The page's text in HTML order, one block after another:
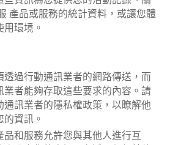
產品或服務的統計資料，或讓您體
環境。
透過行動通訊業者的網路傳送，而
業者能夠存取這些要求的內容。請
通訊業者的隱私權政策，以瞭解他
資訊。
品和服務允許您與其他人進行互